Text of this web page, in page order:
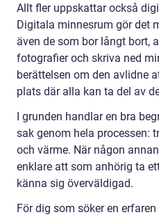
Allt fler uppskattar också
Digitala minnesrum gör det
även de som bor långt bort,
fotografier och skriva ned
berättelsen om den avlidne
plats där alla kan ta del av
I grunden handlar en bra
sak genom hela processen:
och värme. När någon
enklare att som anhörig ta
känna sig överväldigad.
För dig som söker en